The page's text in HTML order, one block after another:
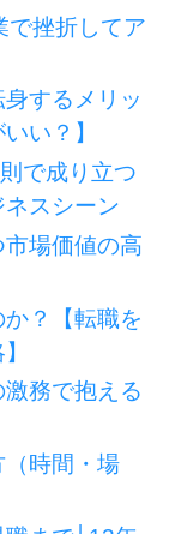
で挫折してア
するメリッ
い？】
で成り立つ
スシーン
場価値の高
？【転職を
務で抱える
時間・場